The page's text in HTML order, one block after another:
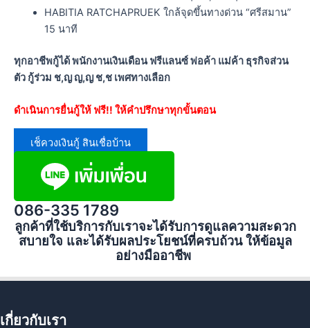
HABITIA RATCHAPRUEK ใกล้จุดขึ้นทางด่วน “ศรีสมาน”
15 นาที
ทุกอาชีพกู้ได้ พนักงานเงินเดือน ฟรีแลนซ์ พ่อค้า แม่ค้า ธุรกิจส่วน
ตัว กู้ร่วม ช,ญ ญ,ญ ช,ช เพศทางเลือก
ดำเนินการยื่นกู้ให้ ฟรี!! ให้คำปรึกษาทุกขั้นตอน
เช็ควงเงินกู้ สินเชื่อบ้าน
086-335 1789
ลูกค้าที่ใช้บริการกับเราจะได้รับการดูแลความสะดวก
สบายใจ และได้รับผลประโยชน์ที่ครบถ้วน ให้ข้อมูล
อย่างมืออาชีพ
เกี่ยวกับเรา